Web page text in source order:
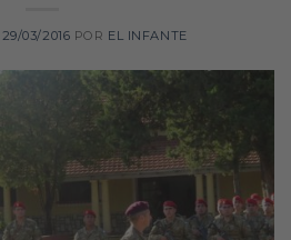
29/03/2016 POR EL INFANTE